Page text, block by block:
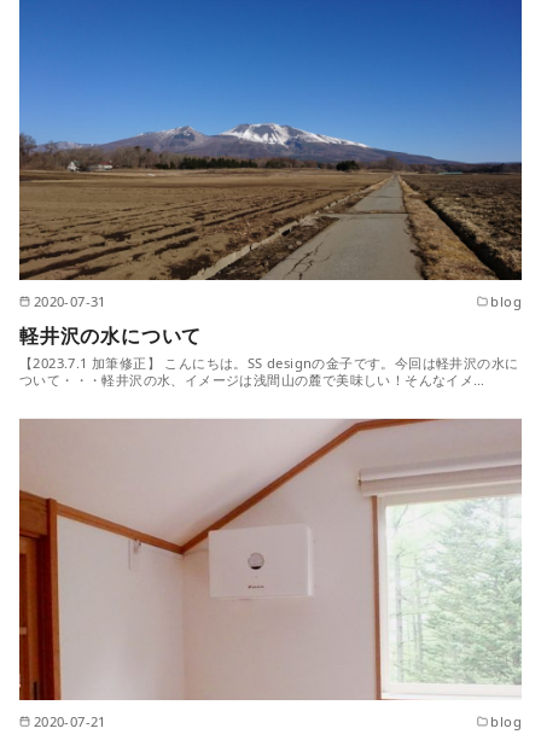
2020-07-31 blog
軽井沢の水について
【2023.7.1 加筆修正】 こんにちは。SS designの金子です。今回は軽井沢の水に
ついて・・・軽井沢の水、イメージは浅間山の麓で美味しい！そんなイメ…
2020-07-21 blog